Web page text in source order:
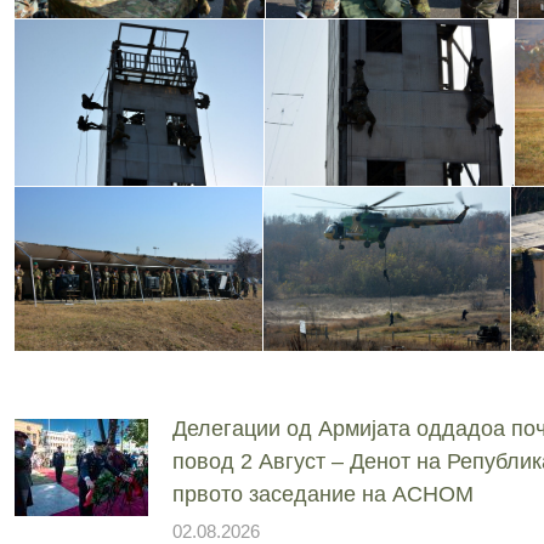
Делегации од Армијата оддадоа
повод 2 Август – Денот на
првото заседание на АСНОМ
02.08.2026